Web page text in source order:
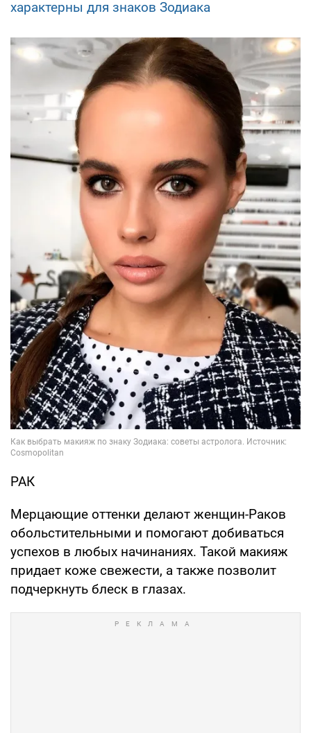
характерны для знаков Зодиака
РАК
Мерцающие оттенки делают женщин-Раков
обольстительными и помогают добиваться
успехов в любых начинаниях. Такой макияж
придает коже свежести, а также позволит
подчеркнуть блеск в глазах.